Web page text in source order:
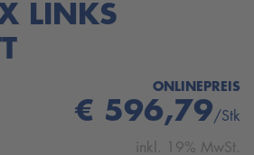
LINKS
ONLINEPREIS
€ 596,79/Stk
inkl. 19% MwSt.